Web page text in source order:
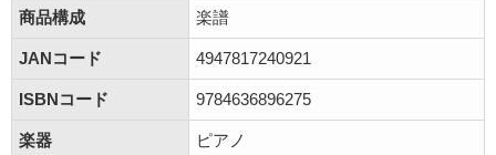
商品構成 楽譜
JANコード 4947817240921
ISBNコード 9784636896275
楽器 ピアノ